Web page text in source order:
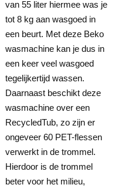
van 55 liter hiermee was je
tot 8 kg aan wasgoed in
een beurt. Met deze Beko
wasmachine kan je dus in
een keer veel wasgoed
tegelijkertijd wassen.
Daarnaast beschikt deze
wasmachine over een
RecycledTub, zo zijn er
ongeveer 60 PET-flessen
verwerkt in de trommel.
Hierdoor is de trommel
beter voor het milieu,